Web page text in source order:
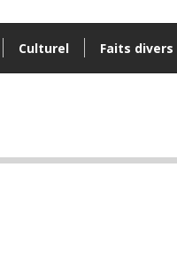
Culturel Faits divers